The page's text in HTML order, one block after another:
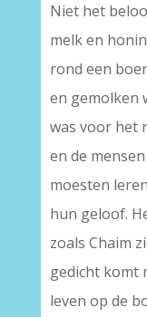
Niet het
melk en
rond een
en gemolken
was voor het
en de
moesten
hun geloof.
zoals Chaim
gedicht komt
leven op de